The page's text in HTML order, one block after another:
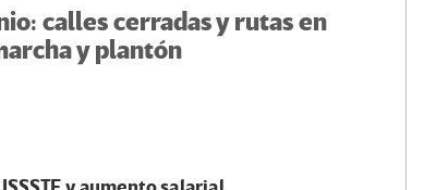
calles cerradas y rutas en
y plantón